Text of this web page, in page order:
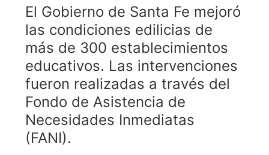
El Gobierno de Santa Fe mejoró
las condiciones edilicias de
más de 300 establecimientos
educativos. Las intervenciones
fueron realizadas a través del
Fondo de Asistencia de
Necesidades Inmediatas
(FANI).